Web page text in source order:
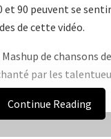
et 90 peuvent se
de cette vidéo.
de chansons
par les
Hachlaf.
Continue Reading